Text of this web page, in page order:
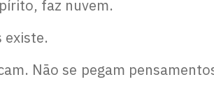
faz nuvem.
existe.
Não se pegam